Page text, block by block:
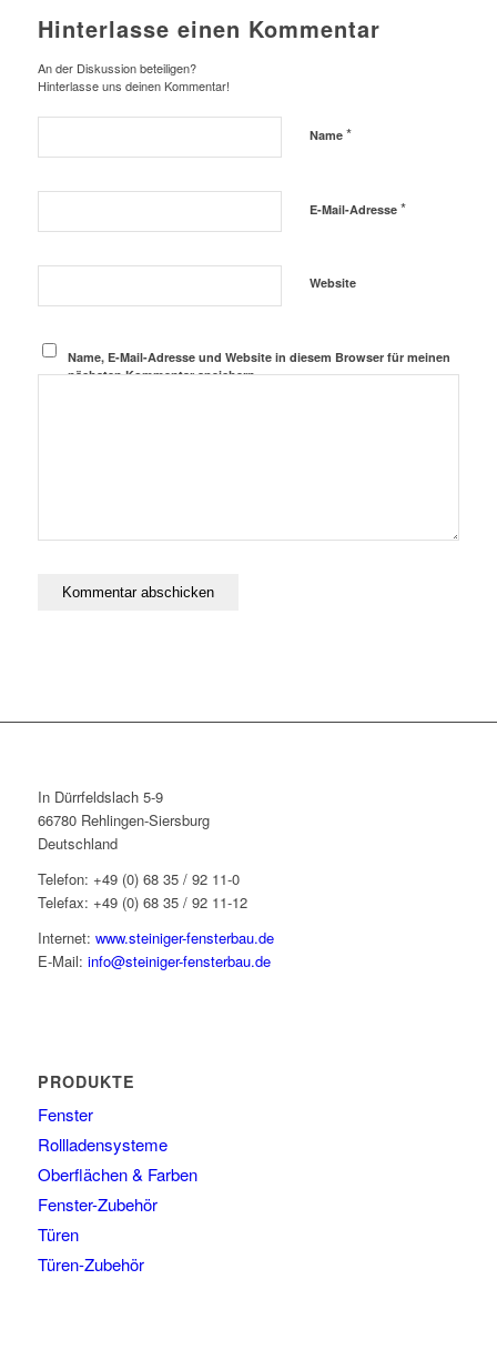
Hinterlasse einen Kommentar
An der Diskussion beteiligen?
Hinterlasse uns deinen Kommentar!
Name *
E-Mail-Adresse *
Website
Name, E-Mail-Adresse und Website in diesem Browser für meinen
nächsten Kommentar speichern.
In Dürrfeldslach 5-9
66780 Rehlingen-Siersburg
Deutschland
Telefon: +49 (0) 68 35 / 92 11-0
Telefax: +49 (0) 68 35 / 92 11-12
Internet: www.steiniger-fensterbau.de
E-Mail: info@steiniger-fensterbau.de
PRODUKTE
Fenster
Rollladensysteme
Oberflächen & Farben
Fenster-Zubehör
Türen
Türen-Zubehör